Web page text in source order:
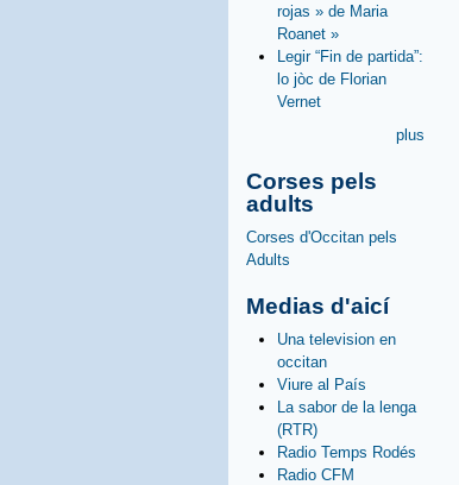
rojas » de Maria
Roanet »
Legir “Fin de partida”:
lo jòc de Florian
Vernet
plus
Corses pels
adults
Corses d'Occitan pels
Adults
Medias d'aicí
Una television en
occitan
Viure al País
La sabor de la lenga
(RTR)
Radio Temps Rodés
Radio CFM